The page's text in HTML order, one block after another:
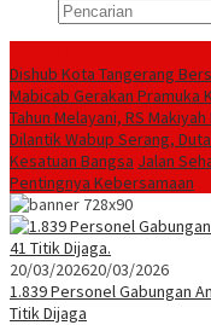
Dishub Kota Tangerang
Mabicab Gerakan Pramuka
Tahun Melayani, RS
Dilantik Wabup Serang,
Kesatuan Bangsa Jalan
Pentingnya Kebersamaan
20/03/202620/03/2026
1.839 Personel Gabungan
Titik Dijaga